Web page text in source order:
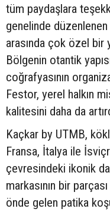
tüm paydaşlara
genelinde
arasında çok özel
Bölgenin otantik
coğrafyasının
Festor, yerel halkın
kalitesini daha da
Kaçkar by UTMB,
Fransa, İtalya ile
çevresindeki ikonik
markasının bir
önde gelen patika